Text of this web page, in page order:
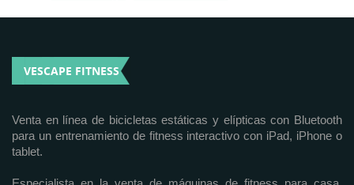
VESCAPE FITNESS
Venta en línea de bicicletas estáticas y elípticas con Bluetooth
para un entrenamiento de fitness interactivo con iPad, iPhone o
tablet.